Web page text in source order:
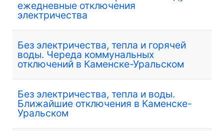
ежедневные отключения
электричества
Без электричества, тепла и горячей
воды. Череда коммунальных
отключений в Каменске-Уральском
Без электричества, тепла и воды.
Ближайшие отключения в Каменске-
Уральском